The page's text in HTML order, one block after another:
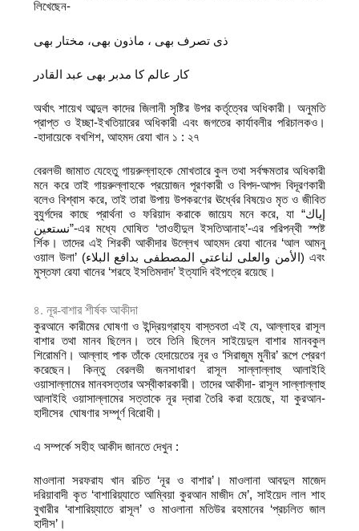
লিখেছেন-
ذی تصرف بھی ، ماذون بھی، مختار بھی
کار عالم کا مدبر بھی عبد القادر
অর্থাৎ শায়েখ আব্দুল কাদের জিলানী সৃষ্টির উপর কর্তৃত্বের অধিকারী। অনুমতি
প্রাপ্ত ও ইচ্ছা-ইখতিয়ারের অধিকারী এবং জগতের কার্যাবলীর পরিচালকও।
-হাদায়েকে বখশিশ, আহমদ রেযা খান ১ : ২৭
বেরলভী জামাত যেহেতু গায়রুল্লাহকে মোখতারে কুল তথা সর্বক্ষমতার অধিকারী
মনে করে তাই গায়রুল্লাহকে প্রয়োজন পূরণকারী ও বিপদ-আপদ বিদূরণকারী
বলেও বিশ্বাস করে, তাই তারা উপায় উপকরণের ঊর্ধ্বের বিষয়েও মৃত ও জীবিত
বুযুর্গদের কাছে প্রার্থনা ও ফরিয়াদ করাকে জায়েয মনে করে, যা “إياك
نستعين”-এর মধ্যে ঘোষিত ‘তাওহীদুল ইসতিআনাহ’-এর পরিপন্থী স্পষ্ট
র্শিক। তাদের এই শিরকী আকীদার উল্লেখ আহমদ রেযা খানের ‘আল আমনু
ওয়াল উলা’ (الأمن والعلى لناعتي المصطفى بدافع البلاء) এবং
মুস্তফা রেযা খানের ‘শরহে ইসতিমদাদ’ ইত্যাদি বইপত্রে রয়েছে।
৪. নূর-বাশার শীর্ষক আকীদা
কুরআনে কারীমের ঘোষণা ও ইন্দ্রিয়গ্রাহ্য বাস্তবতা এই যে, আল্লাহর রাসূল
বাশার তথা মানব ছিলেন। তবে তিনি ছিলেন সাইয়েদুল বাশার মানবকুল
শিরোমণি। আল্লাহ পাক তাঁকে হেদায়েতের নূর ও ‘সিরাজুম মুনীর’ রূপে প্রেরণ
করেছেন। কিন্তু বেরলভী জনসাধারণ রাসূল সাল্লাল্লাহু আলাইহি
ওয়াসাল্লামের মানবসত্তার অস্বীকারকারী। তাদের আকীদা- রাসূল সাল্লাল্লাহু
আলাইহি ওয়াসাল্লামের সত্তাকে নূর দ্বারা তৈরি করা হয়েছে, যা কুরআন-
হাদীসের ঘোষণার সম্পূর্ণ বিরোধী।
এ সম্পর্কে সহীহ আকীদ জানতে দেখুন :
মাওলানা সরফরায খান রচিত ‘নূর ও বাশার’। মাওলানা আবদুল মাজেদ
দরিয়াবাদী কৃত ‘বাশারিয়্যাতে আম্বিয়া কুরআন মাজীদ মে’, সাইয়েদ লাল শাহ
বুখারীর ‘বাশারিয়্যাতে রাসূল’ ও মাওলানা মতিউর রহমানের ‘প্রচলিত জাল
হাদীস’।